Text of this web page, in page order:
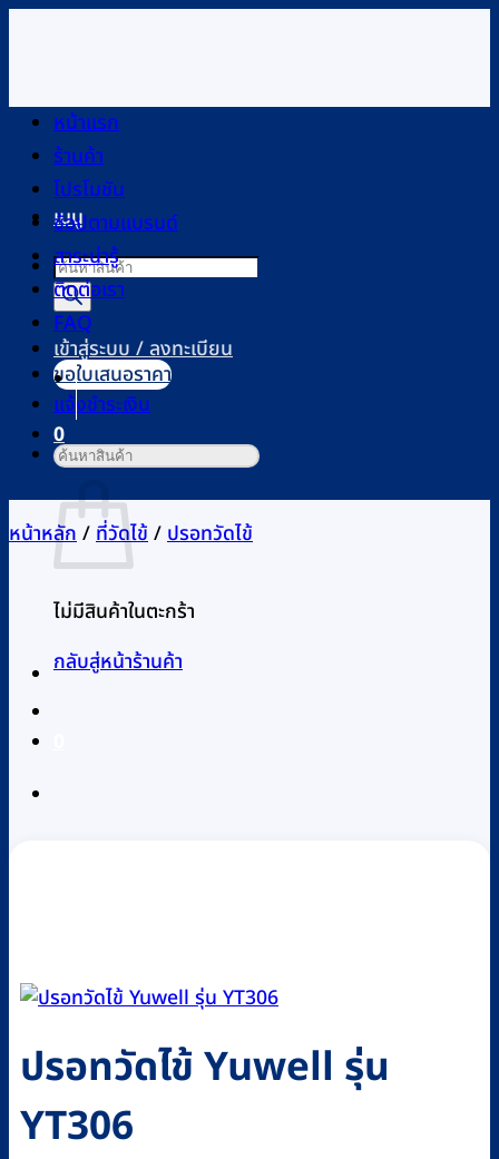
เนื้อหา
เมนู
Products
search
เข้าสู่ระบบ / ลงทะเบียน
0
ตะกร้าสินค้า
ไม่มีสินค้าในตะกร้า
กลับสู่หน้าร้านค้า
หน้าแรก
ร้านค้า
โปรโมชัน
ช้อปตามแบรนด์
สาระน่ารู้
ติดต่อเรา
FAQ
ขอใบเสนอราคา
แจ้งชำระเงิน
ค้นหา:
หน้าหลัก/ที่วัดไข้/ปรอทวัดไข้
ปรอทวัดไข้ Yuwell รุ่น
YT306